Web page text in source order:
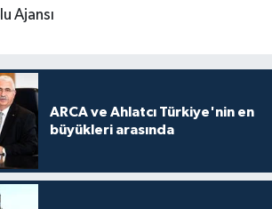
Ajansı
ARCA ve Ahlatcı Türkiye'nin en
büyükleri arasında